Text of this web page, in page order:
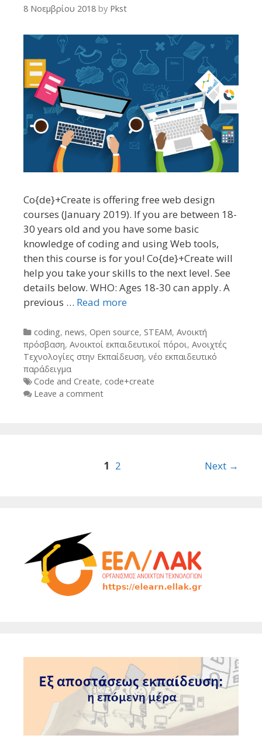
8 Νοεμβρίου 2018 by Pkst
Co{de}+Create is offering free web design
courses (January 2019). If you are between 18-
30 years old and you have some basic
knowledge of coding and using Web tools,
then this course is for you! Co{de}+Create will
help you take your skills to the next level. See
details below. WHO: Ages 18-30 can apply. A
previous … Read more
Categories
coding, news, Open source, STEAM, Ανοικτή
πρόσβαση, Ανοικτοί εκπαιδευτικοί πόροι, Ανοιχτές
Τεχνολογίες στην Εκπαίδευση, νέο εκπαιδευτικό
παράδειγμα
Tags
Code and Create, code+create
Leave a comment
1 2 Next →